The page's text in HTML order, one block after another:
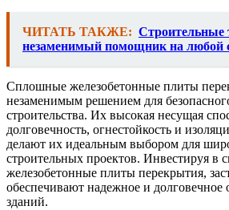
ЧИТАТЬ ТАКЖЕ: Строительные
незаменимый помощник на любой
Сплошные железобетонные плиты
незаменимым решением для
строительства. Их высокая несущая
долговечность, огнестойкость и
делают их идеальным выбором для
строительных проектов. Инвестируя в
железобетонные плиты перекрытия,
обеспечивают надежное и долговечное
зданий.